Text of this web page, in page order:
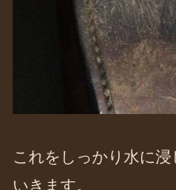
これをしっかり水に
いきます。